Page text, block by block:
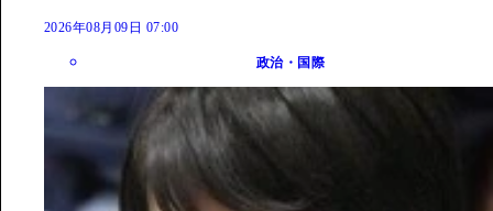
2026年08月09日 07:00
政治・国際